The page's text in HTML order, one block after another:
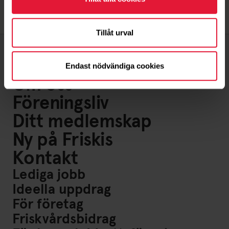
Tillåt urval
Endast nödvändiga cookies
Om oss
Föreningsliv
Ditt medlemskap
Ny på Friskis
Kontakt
Lediga jobb
Ideella uppdrag
För företag
Friskvårdsbidrag